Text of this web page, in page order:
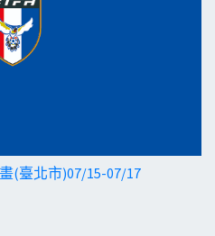
(臺北市)07/15-07/17